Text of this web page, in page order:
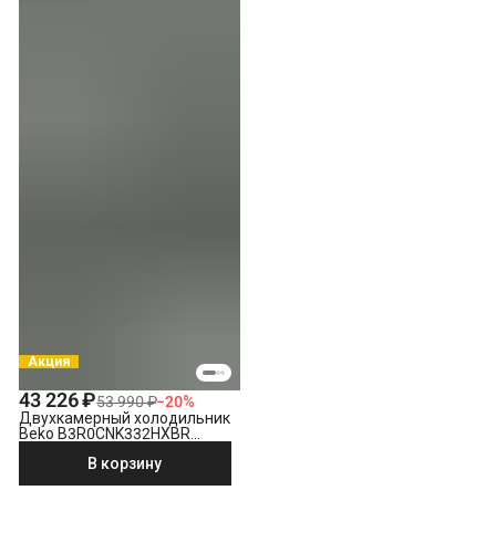
Акция
43 226 ₽53 990 ₽−20%
Двухкамерный холодильник
Beko B3R0CNK332HXBR
В корзину